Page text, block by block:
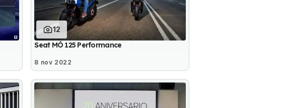
12
Seat MÓ 125 Performance
8 nov 2022